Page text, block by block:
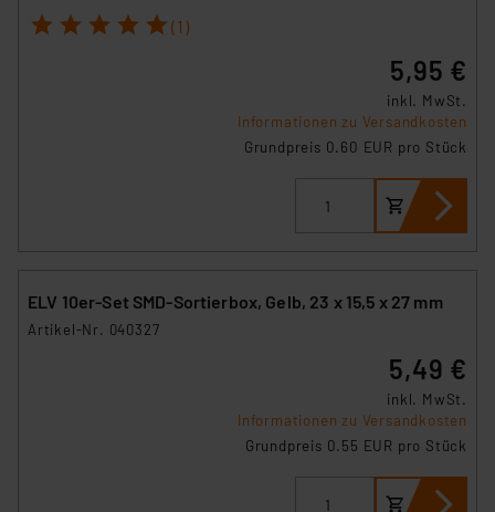
1 2 3 4 5 (1)
5,95 €
inkl. MwSt.
Informationen zu Versandkosten
Grundpreis 0.60 EUR pro Stück
ELV 10er-Set SMD-Sortierbox, Gelb, 23 x 15,5 x 27 mm
Artikel-Nr. 040327
5,49 €
inkl. MwSt.
Informationen zu Versandkosten
Grundpreis 0.55 EUR pro Stück